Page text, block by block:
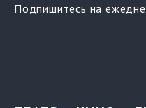
Подпишитесь на